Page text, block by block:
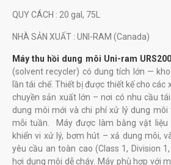
QUY CÁCH : 20 gal, 75L
NHÀ SẢN XUẤT : UNI-RAM (Canada)
Máy thu hồi dung môi Uni-ram
(solvent recycler) có dung tích lớn —
lần tái chế. Thiết bị được thiết kế cho các
chuyền sản xuất lớn – nơi có nhu cầu
dung môi mới và chi phí xử lý dung
mỗi tuần. Máy được làm bằng vật liệu
khiển vi xử lý, bơm hút – xả dung môi,
yêu cầu an toàn cao (Class 1, Division
hơi dung môi dễ cháy. Máy phù hợp với